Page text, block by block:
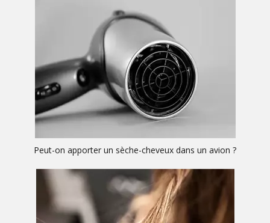
Peut-on apporter un sèche-cheveux dans un avion ?